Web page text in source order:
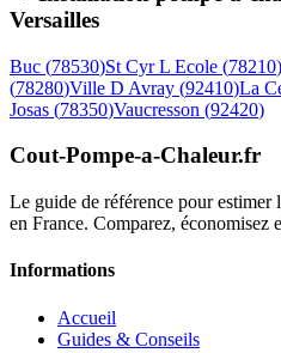
Versailles
Buc (78530)St Cyr L Ecole (78210)
(78280)Ville D Avray (92410)La
Josas (78350)Vaucresson (92420)
Cout-Pompe-a-Chaleur.fr
Le guide de référence pour
en France. Comparez, économisez
Informations
Accueil
Guides & Conseils